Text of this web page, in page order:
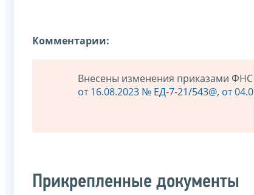
Комментарии:
Внесены изменения приказами ФНС
от 16.08.2023 № ЕД-7-21/543@, от
Прикрепленные документы